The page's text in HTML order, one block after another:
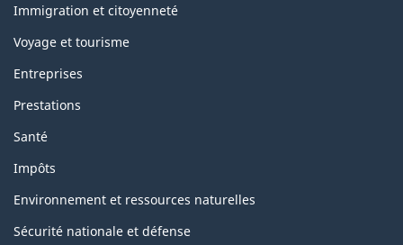
sujets
Immigration et citoyenneté
Voyage et tourisme
Entreprises
Prestations
Santé
Impôts
Environnement et ressources naturelles
Sécurité nationale et défense